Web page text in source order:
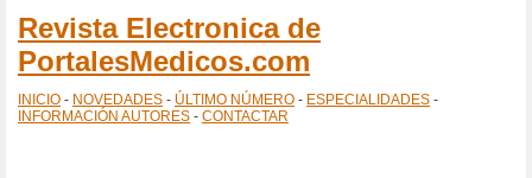
Revista Electronica de
PortalesMedicos.com
INICIO - NOVEDADES - ÚLTIMO NÚMERO - ESPECIALIDADES -
INFORMACIÓN AUTORES - CONTACTAR